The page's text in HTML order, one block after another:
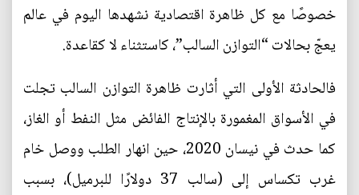
خصوصًا مع كل ظاهرة اقتصادية نشهدها اليوم في عالم
يعجّ بحالات “التوازن السالب”، كاستثناء لا كقاعدة.
فالحادثة الأولى التي أثارت ظاهرة التوازن السالب تجلت
في الأسواق المغمورة بالإنتاج الفائض مثل النفط أو الغاز،
كما حدث في نيسان 2020، حين انهار الطلب ووصل خام
غرب تكساس إلى (سالب 37 دولارًا للبرميل)، بسبب